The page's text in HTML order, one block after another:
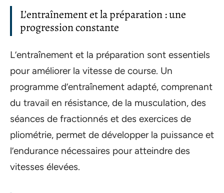
L’entraînement et la préparation : une
progression constante
L’entraînement et la préparation sont essentiels
pour améliorer la vitesse de course. Un
programme d’entraînement adapté, comprenant
du travail en résistance, de la musculation, des
séances de fractionnés et des exercices de
pliométrie, permet de développer la puissance et
l’endurance nécessaires pour atteindre des
vitesses élevées.